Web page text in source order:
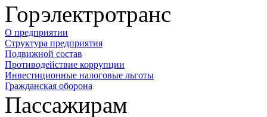
Горэлектротранс
О предприятии
Структура предприятия
Подвижной состав
Противодействие коррупции
Инвестиционные налоговые льготы
Гражданская оборона
Пассажирам